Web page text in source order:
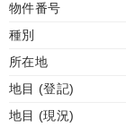
物件番号
種別
所在地
地目 (登記)
地目 (現況)